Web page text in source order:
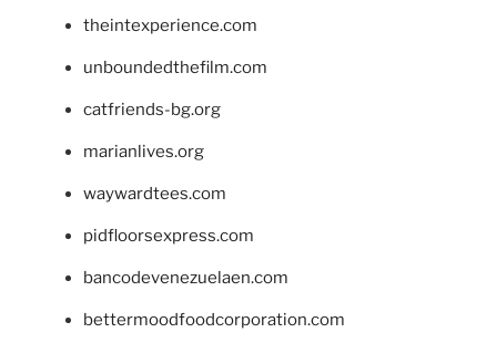
theintexperience.com
unboundedthefilm.com
catfriends-bg.org
marianlives.org
waywardtees.com
pidfloorsexpress.com
bancodevenezuelaen.com
bettermoodfoodcorporation.com